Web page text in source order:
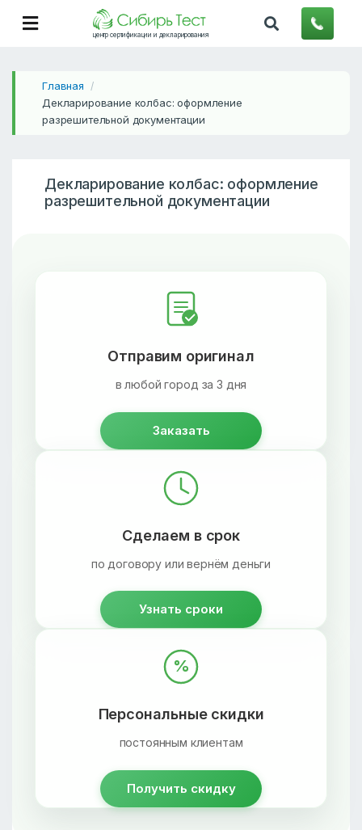
центр сертификации и декларирования
Главная /
Декларирование колбас: оформление
разрешительной документации
Декларирование колбас: оформление
разрешительной документации
Отправим оригинал
в любой город за 3 дня
Заказать
Сделаем в срок
по договору или вернём деньги
Узнать сроки
%
Персональные скидки
постоянным клиентам
Получить скидку